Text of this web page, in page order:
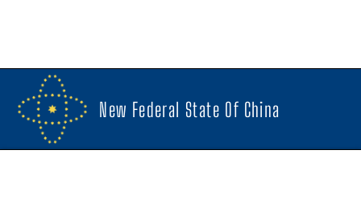
New Federal State Of China